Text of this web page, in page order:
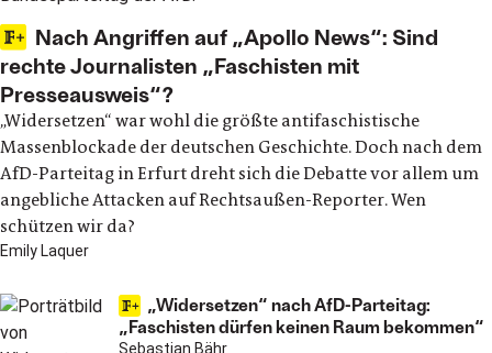
Nach Angriffen auf „Apollo News“: Sind
rechte Journalisten „Faschisten mit
Presseausweis“?
„Widersetzen“ war wohl die größte antifaschistische
Massenblockade der deutschen Geschichte. Doch nach dem
AfD-Parteitag in Erfurt dreht sich die Debatte vor allem um
angebliche Attacken auf Rechtsaußen-Reporter. Wen
schützen wir da?
Emily Laquer
„Widersetzen“ nach AfD-Parteitag:
„Faschisten dürfen keinen Raum bekommen“
Sebastian Bähr